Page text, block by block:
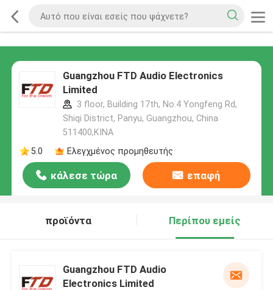
Guangzhou FTD Audio Electronics
Limited
3 floor, Building 17th, No.4 Yongfeng Rd,
Shiqi District, Panyu, Guangzhou, China
511400,ΚΙΝΑ
5.0
Ελεγχμένος προμηθευτής
κάλεσε τώρα επαφή
προϊόντα Περίπου εμείς
Guangzhou FTD Audio
Electronics Limited